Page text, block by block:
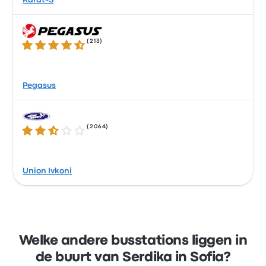
4.3 van de 5 sterren
(213)
Pegasus
2.7 van de 5 sterren
(2064)
Union Ivkoni
Welke andere busstations liggen in
de buurt van Serdika in Sofia?